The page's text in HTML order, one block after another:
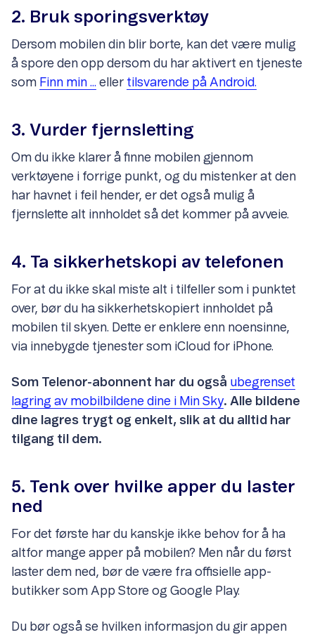
2. Bruk sporingsverktøy
Dersom mobilen din blir borte, kan det være mulig
å spore den opp dersom du har aktivert en tjeneste
som Finn min ... eller tilsvarende på Android.
3. Vurder fjernsletting
Om du ikke klarer å finne mobilen gjennom
verktøyene i forrige punkt, og du mistenker at den
har havnet i feil hender, er det også mulig å
fjernslette alt innholdet så det kommer på avveie.
4. Ta sikkerhetskopi av telefonen
For at du ikke skal miste alt i tilfeller som i punktet
over, bør du ha sikkerhetskopiert innholdet på
mobilen til skyen. Dette er enklere enn noensinne,
via innebygde tjenester som iCloud for iPhone.
Som Telenor-abonnent har du også ubegrenset
lagring av mobilbildene dine i Min Sky. Alle bildene
dine lagres trygt og enkelt, slik at du alltid har
tilgang til dem.
5. Tenk over hvilke apper du laster
ned
For det første har du kanskje ikke behov for å ha
altfor mange apper på mobilen? Men når du først
laster dem ned, bør de være fra offisielle app-
butikker som App Store og Google Play.
Du bør også se hvilken informasjon du gir appen